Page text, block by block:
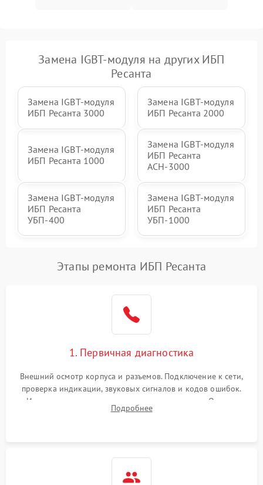
замыкания
1500 ₽
Повреждение системы
защиты от перегрева
1000 ₽
Неисправность системы
защиты от
1500 ₽ Подробнее →
Замена IGBT-модуля на других ИБП
Ресанта
Замена IGBT-модуля
ИБП Ресанта 3000
Замена IGBT-модуля
ИБП Ресанта 2000
Замена IGBT-модуля
ИБП Ресанта 1000
Замена IGBT-модуля
ИБП Ресанта
АСН-3000
Замена IGBT-модуля
ИБП Ресанта
УБП-400
Замена IGBT-модуля
ИБП Ресанта
УБП-1000
Этапы ремонта ИБП Ресанта
1. Первичная диагностика
Внешний осмотр корпуса и разъемов. Подключение к сети,
проверка индикации, звуковых сигналов и кодов ошибок.
Измерение входного и выходного напряжения. Оценка
реакции ИБП на отключение основного питания без
Подробнее